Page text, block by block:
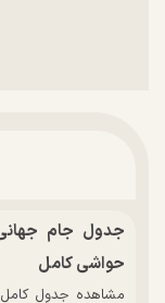
حواشی کامل